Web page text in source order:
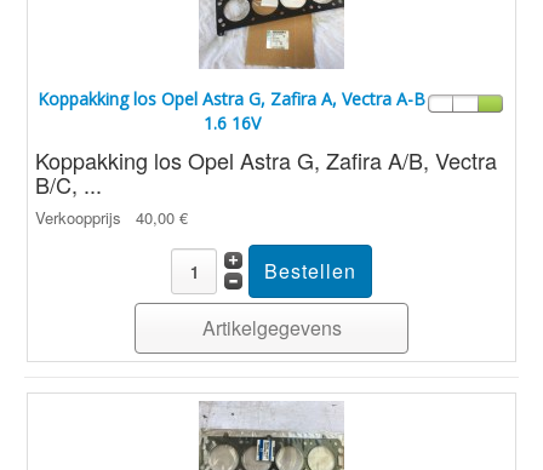
Koppakking los Opel Astra G, Zafira A, Vectra A-B
1.6 16V
Koppakking los Opel Astra G, Zafira A/B, Vectra
B/C, ...
Verkoopprijs 40,00 €
Artikelgegevens